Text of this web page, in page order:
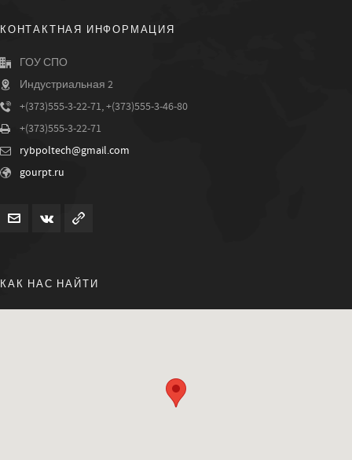
КОНТАКТНАЯ ИНФОРМАЦИЯ
ГОУ СПО
Индустриальная 2
+(373)555-3-22-71, +(373)555-3-46-80
+(373)555-3-22-71
rybpoltech@gmail.com
gourpt.ru
КАК НАС НАЙТИ